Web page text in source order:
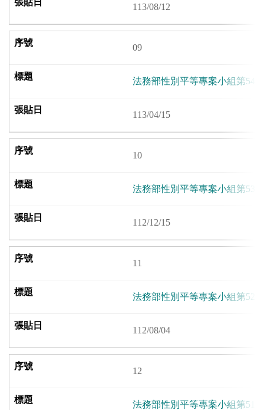
113/08/12
09
法務部性別平等專案小組第54
113/04/15
10
法務部性別平等專案小組第53
112/12/15
11
法務部性別平等專案小組第52
112/08/04
12
法務部性別平等專案小組第51